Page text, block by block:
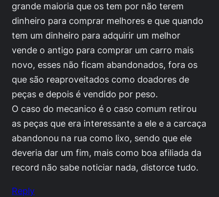
grande maioria que os tem por não terem
dinheiro para comprar melhores e que quando
tem um dinheiro para adquirir um melhor
vende o antigo para comprar um carro mais
novo, esses não ficam abandonados, fora os
que são reaproveitados como doadores de
peças e depois é vendido por peso.
O caso do mecanico é o caso comum retirou
as peças que era interessante a ele e a carcaça
abandonou na rua como lixo, sendo que ele
deveria dar um fim, mais como boa afiliada da
record não sabe noticiar nada, distorce tudo.
Reply